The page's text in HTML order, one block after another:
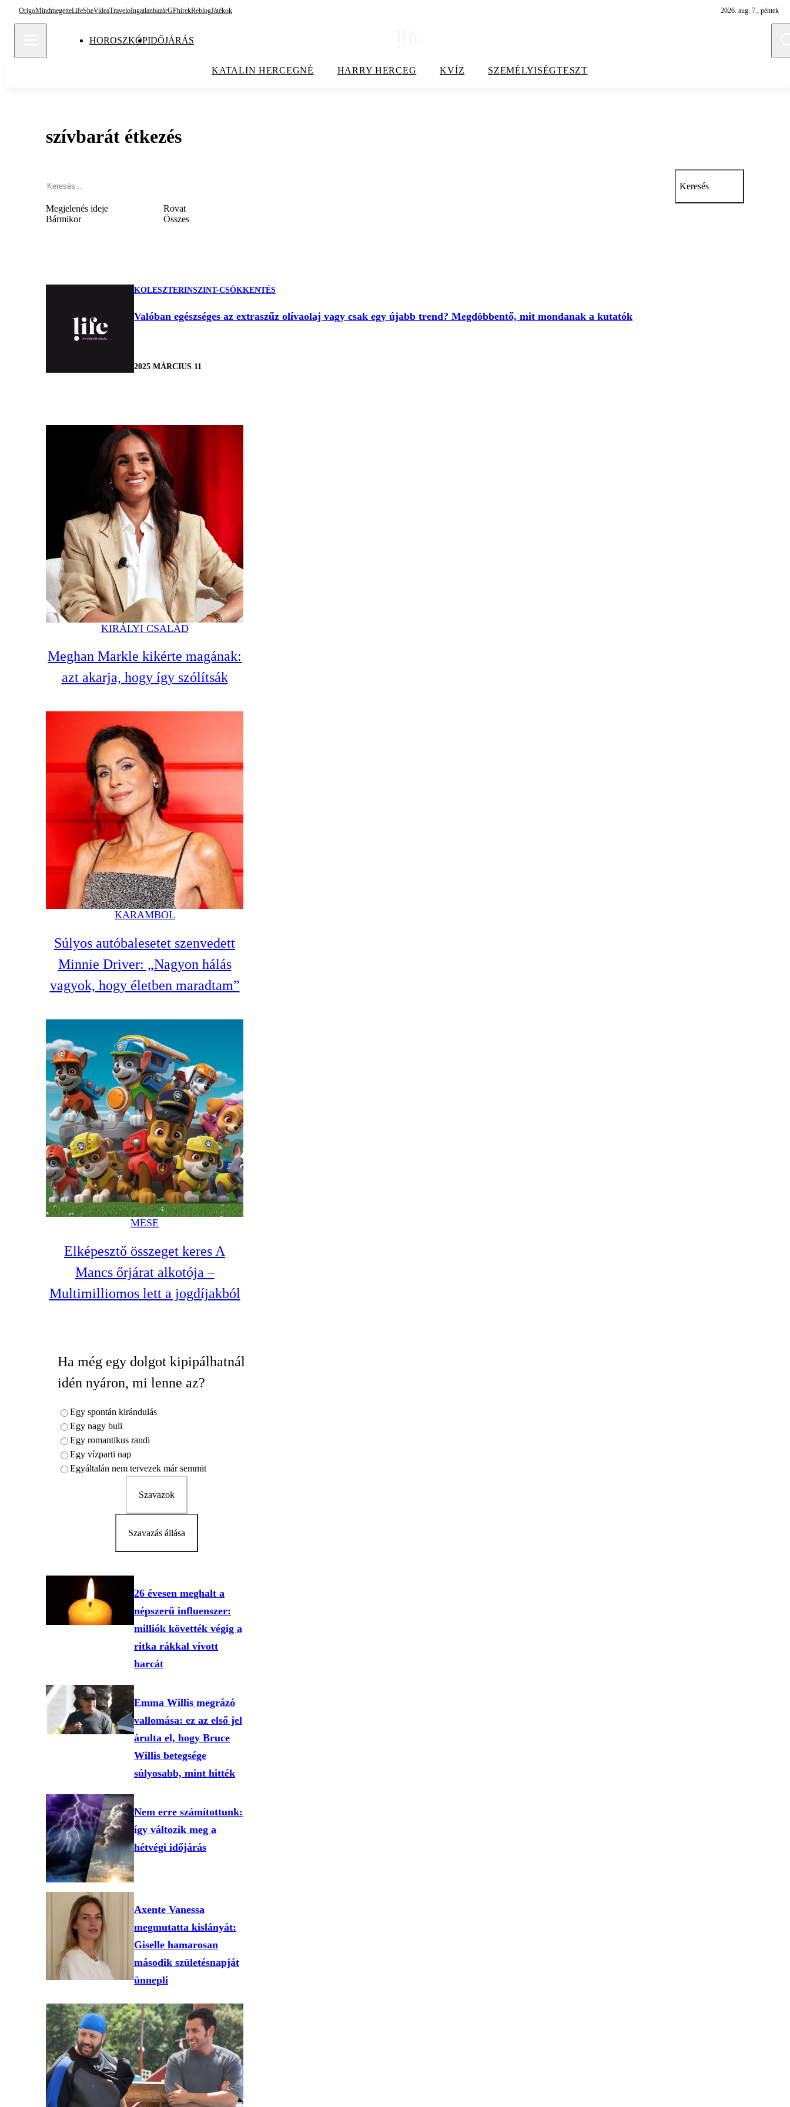
OrigoMindmegetteLifeSheVideaTraveloIngatlanbazárGPhírekReblogJátékok 2026. aug. 7., péntek
HOROSZKÓPIDŐJÁRÁS
KATALIN HERCEGNÉ HARRY HERCEG KVÍZ SZEMÉLYISÉGTESZT
szívbarát étkezés
Keresés
Megjelenés ideje
Bármikor
Rovat
Összes
KOLESZTERINSZINT-CSÖKKENTÉS
Valóban egészséges az extraszűz olívaolaj vagy csak egy újabb trend? Megdöbbentő, mit mondanak a kutatók
2025 MÁRCIUS 11
KIRÁLYI CSALÁD
Meghan Markle kikérte magának:
azt akarja, hogy így szólítsák
KARAMBOL
Súlyos autóbalesetet szenvedett
Minnie Driver: „Nagyon hálás
vagyok, hogy életben maradtam”
MESE
Elképesztő összeget keres A
Mancs őrjárat alkotója –
Multimilliomos lett a jogdíjakból
Ha még egy dolgot kipipálhatnál
idén nyáron, mi lenne az?
Egy spontán kirándulás
Egy nagy buli
Egy romantikus randi
Egy vízparti nap
Egyáltalán nem tervezek már semmit
Szavazok
Szavazás állása
26 évesen meghalt a
népszerű influenszer:
milliók követték végig a
ritka rákkal vívott
harcát
Emma Willis megrázó
vallomása: ez az első jel
árulta el, hogy Bruce
Willis betegsége
súlyosabb, mint hitték
Nem erre számítottunk:
így változik meg a
hétvégi időjárás
Axente Vanessa
megmutatta kislányát:
Giselle hamarosan
második születésnapját
ünnepli